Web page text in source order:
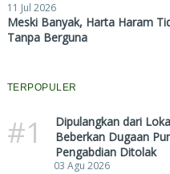
11 Jul 2026
Meski Banyak, Harta Haram
Tanpa Berguna
TERPOPULER
#1
Dipulangkan dari
Beberkan Dugaan
Pengabdian Ditolak
03 Agu 2026